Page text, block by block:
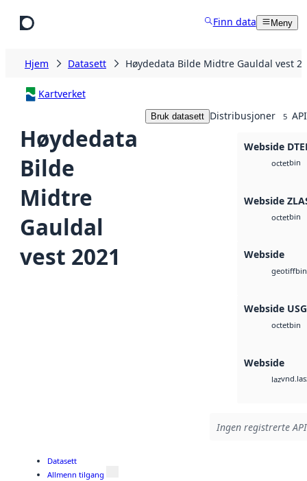
Finn data Meny
Hjem Datasett Høydedata Bilde Midtre Gauldal vest
Kartverket
Høydedata
Bilde
Midtre
Gauldal
vest 2021
Bruk datasett Distribusjoner 5
Webside
octetbin
Webside
octetbin
Webside
geotiffbin
Webside
octetbin
Webside
laz
Ingen registrerte
Datasett
Allmenn tilgang